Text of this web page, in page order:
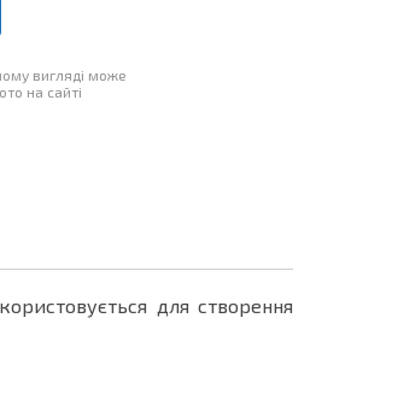
вигляді може
на сайті
для створення